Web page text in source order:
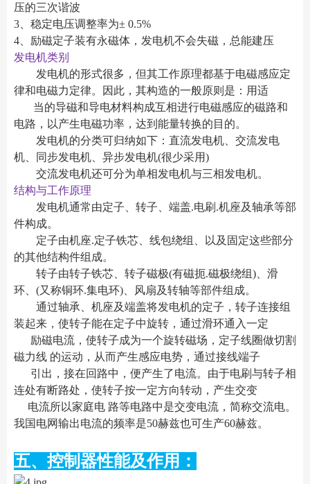
压的三次谐波
3、稳定电压调整率为± 0.5%
4、励磁定子装有永磁体，发电机不会失磁，总能建压
发电机类别
发电机的形式很多，但其工作原理都基于电磁感应定
律和电磁力定律。因此，其构造的一般原则是：用适
当的导磁和导电材料构成互相进行电磁感应的磁路和
电路，以产生电磁功率，达到能量转换的目的。
发电机的分类可归纳如下：直流发电机、交流发电
机、同步发电机、异步发电机(很少采用)
交流发电机还可分为单相发电机与三相发电机。
结构与工作原理
发电机通常由定子、转子、端盖.电刷.机座及轴承等部
件构成。
定子由机座.定子铁芯、线包绕组、以及固定这些部分
的其他结构件组成。
转子由转子铁芯、转子磁极(有磁扼.磁极绕组)、滑
环、(又称铜环.集电环)、风扇及转轴等部件组成。
通过轴承、机座及端盖将发电机的定子，转子连接组
装起来，使转子能在定子中旋转，通过滑环通入一定
励磁电流，使转子成为一个旋转磁场，定子线圈做切割
磁力线 的运动，从而产生感应电势，通过接线端子
引出，接在回路中，便产生了电流。由于电刷与转子相
连处有断路处，使转子按一定方向转动，产生交变
电流所以家庭电 路等电路中是交变电流，简称交流电。
我国电网输出电流的频率是50赫兹也可生产60赫兹。
五、控制器性能及作用：